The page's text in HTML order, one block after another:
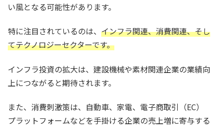
い風となる可能性があります。
特に注目されているのは、 インフラ関連、消費関連、そし
てテクノロジーセクターです。
インフラ投資の拡大は、建設機械や素材関連企業の業績向
上につながると期待されます。
また、消費刺激策は、自動車、家電、電子商取引（EC）
プラットフォームなどを手掛ける企業の売上増に寄与する